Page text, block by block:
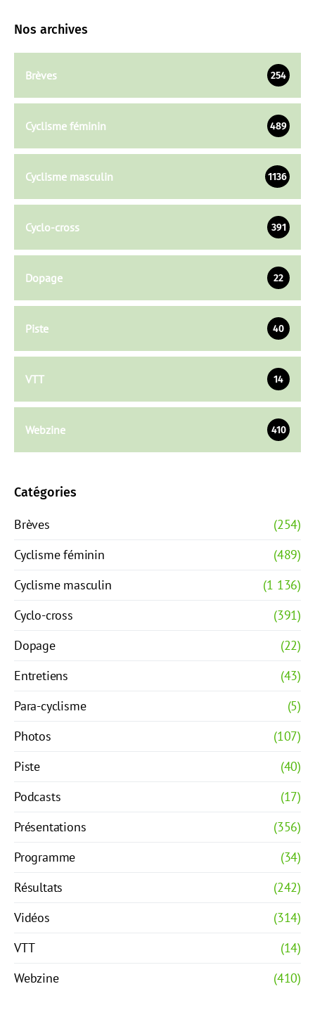
Nos archives
Brèves 254
Cyclisme féminin 489
Cyclisme masculin 1136
Cyclo-cross 391
Dopage 22
Piste 40
VTT 14
Webzine 410
Catégories
Brèves
(254)
Cyclisme féminin
(489)
Cyclisme masculin
(1 136)
Cyclo-cross
(391)
Dopage
(22)
Entretiens
(43)
Para-cyclisme
(5)
Photos
(107)
Piste
(40)
Podcasts
(17)
Présentations
(356)
Programme
(34)
Résultats
(242)
Vidéos
(314)
VTT
(14)
Webzine
(410)